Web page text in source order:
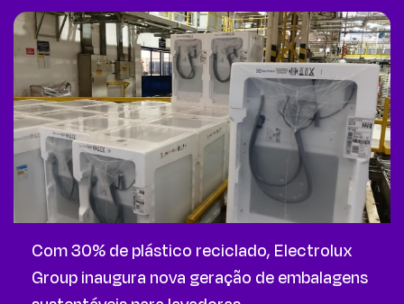
Com 30% de plástico reciclado, Electrolux
Group inaugura nova geração de embalagens